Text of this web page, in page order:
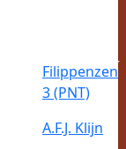
Filippenzen
3 (PNT)
A.F.J. Klijn